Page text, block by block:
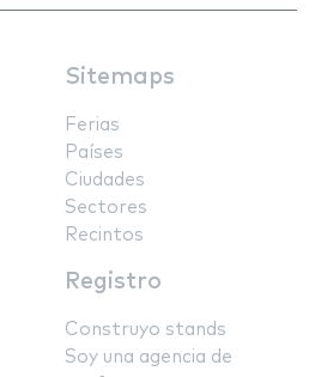
Sitemaps
Ferias
Países
Ciudades
Sectores
Recintos
Registro
Construyo stands
Soy una agencia de